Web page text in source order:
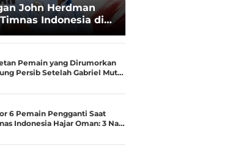
John Herdman
Indonesia di
up Menjadi
Pemain yang Dirumorkan
Persib Setelah Gabriel Mut…
6 Pemain Pengganti Saat
Indonesia Hajar Oman: 3 Na…